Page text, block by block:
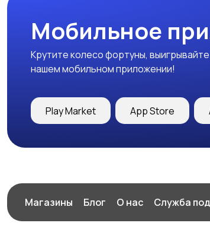
Мобильное
Крутите колесо фортуны,
нашем мобильном приложении!
Play Market App Store
Магазины Блог О нас Служба